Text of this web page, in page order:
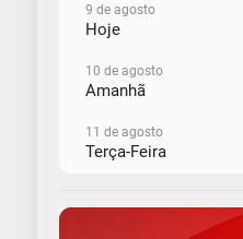
9 de agosto
Hoje
10 de agosto
Amanhã
11 de agosto
Terça-Feira
Quarta-Feira